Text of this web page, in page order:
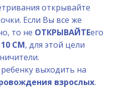
открывайте
Если Вы все же
то не ОТКРЫВАЙТЕего
СМ, для этой цели
выходить на
взрослых.